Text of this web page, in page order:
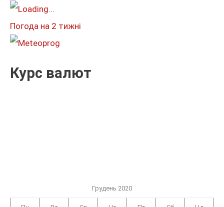
т
:
Погода на 2 тижні
Курс валют
Грудень 2020